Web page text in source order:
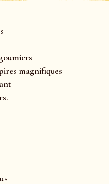
magnifiques